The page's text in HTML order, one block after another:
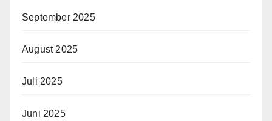
September 2025
August 2025
Juli 2025
Juni 2025